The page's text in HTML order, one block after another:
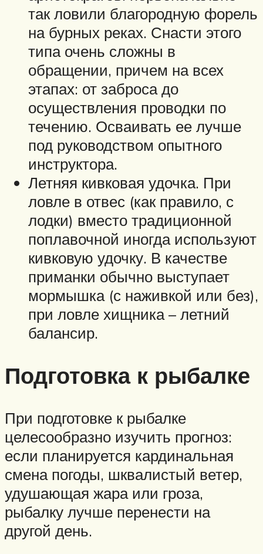
так ловили благородную форель
на бурных реках. Снасти этого
типа очень сложны в
обращении, причем на всех
этапах: от заброса до
осуществления проводки по
течению. Осваивать ее лучше
под руководством опытного
инструктора.
Летняя кивковая удочка. При
ловле в отвес (как правило, с
лодки) вместо традиционной
поплавочной иногда используют
кивковую удочку. В качестве
приманки обычно выступает
мормышка (с наживкой или без),
при ловле хищника – летний
балансир.
Подготовка к рыбалке
При подготовке к рыбалке
целесообразно изучить прогноз:
если планируется кардинальная
смена погоды, шквалистый ветер,
удушающая жара или гроза,
рыбалку лучше перенести на
другой день.